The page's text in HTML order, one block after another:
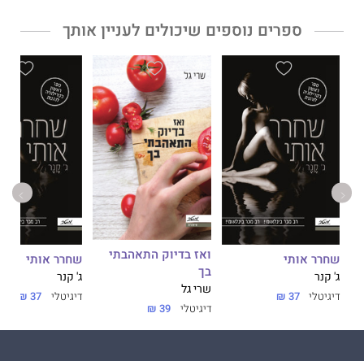
ספרים נוספים שיכולים לעניין אותך
שחרר אותי
ג' קנר
דיגיטלי 37 ₪
ואז בדיוק התאהבתי
בך
שרי גל
דיגיטלי 39 ₪
שחרר אותי
ג' קנר
דיגיטלי 37 ₪